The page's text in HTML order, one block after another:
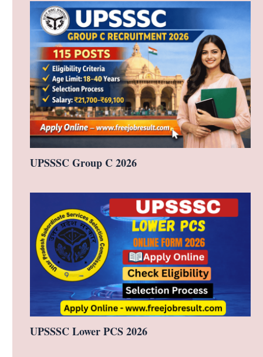
UPSSSC Group C 2026
UPSSSC Lower PCS 2026